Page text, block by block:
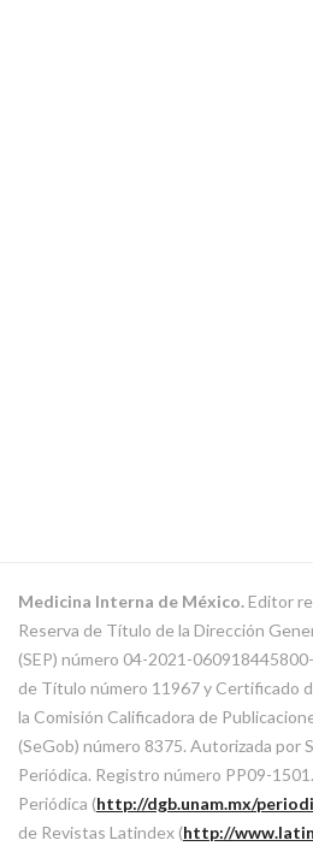
Medicina Interna de México.Editor
Reserva de Título de la Dirección
(SEP) número 04-2021-
de Título número 11967 y Certificado
la Comisión Calificadora de
(SeGob) número 8375. Autorizada por
Periódica. Registro número PP09-
Periódica (http://dgb.unam.mx/
de Revistas Latindex (http://